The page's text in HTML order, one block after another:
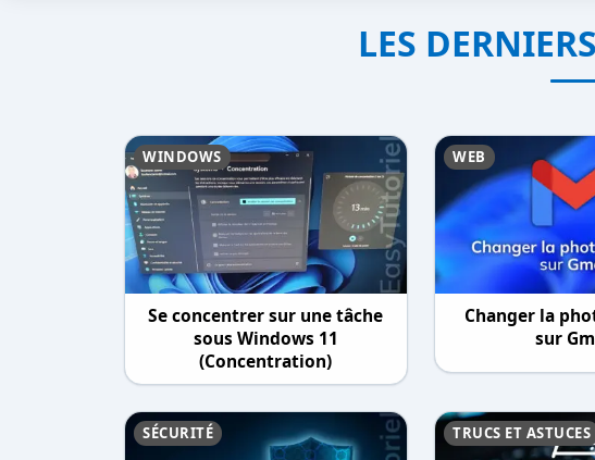
LES
WINDOWS
Se concentrer sur une tâche
sous Windows 11
(Concentration)
WEB
Changer la
sur
SÉCURITÉ TRUCS ET ASTUCES